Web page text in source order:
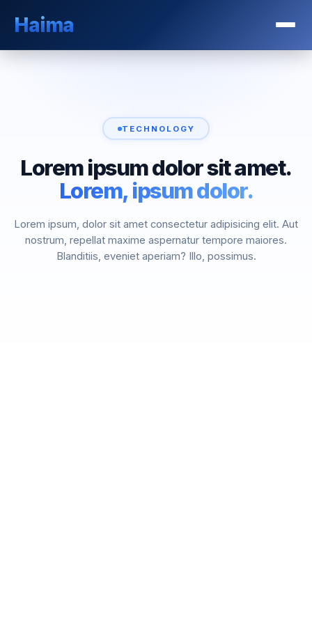
Haima
TECHNOLOGY
Lorem ipsum dolor sit amet.
Lorem, ipsum dolor.
Lorem ipsum, dolor sit amet consectetur adipisicing elit. Aut
nostrum, repellat maxime aspernatur tempore maiores.
Blanditiis, eveniet aperiam? Illo, possimus.